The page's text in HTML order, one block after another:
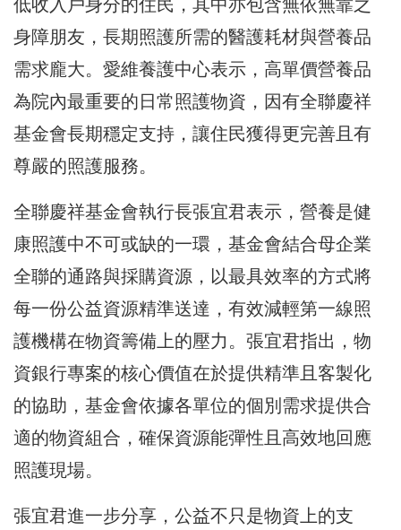
低收入戶身分的住民，其中亦包含無依無靠之
身障朋友，長期照護所需的醫護耗材與營養品
需求龐大。愛維養護中心表示，高單價營養品
為院內最重要的日常照護物資，因有全聯慶祥
基金會長期穩定支持，讓住民獲得更完善且有
尊嚴的照護服務。
全聯慶祥基金會執行長張宜君表示，營養是健
康照護中不可或缺的一環，基金會結合母企業
全聯的通路與採購資源，以最具效率的方式將
每一份公益資源精準送達，有效減輕第一線照
護機構在物資籌備上的壓力。張宜君指出，物
資銀行專案的核心價值在於提供精準且客製化
的協助，基金會依據各單位的個別需求提供合
適的物資組合，確保資源能彈性且高效地回應
照護現場。
張宜君進一步分享，公益不只是物資上的支